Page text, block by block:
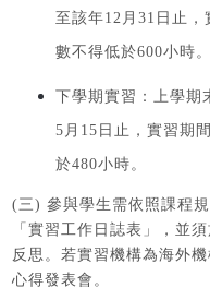
至該年12月31日止
數不得低於600小時。
下學期實習：上學期
5月15日止，實習期
於480小時。
(三) 參與學生需依照課程
「實習工作日誌表」，並
反思。若實習機構為海外
心得發表會。